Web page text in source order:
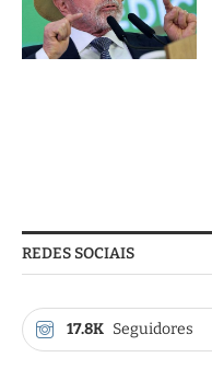
REDES SOCIAIS
17.8K Seguidores